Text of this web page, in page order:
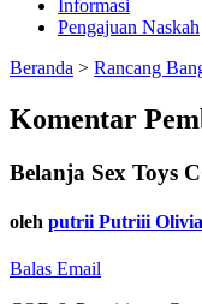
Informasi
Pengajuan Naskah
Beranda > Rancang
Komentar
Belanja Sex Toys
oleh putrii Putriii
Balas Email